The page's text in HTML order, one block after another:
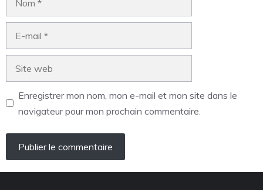
Enregistrer mon nom, mon e-mail et mon site dans le
navigateur pour mon prochain commentaire.